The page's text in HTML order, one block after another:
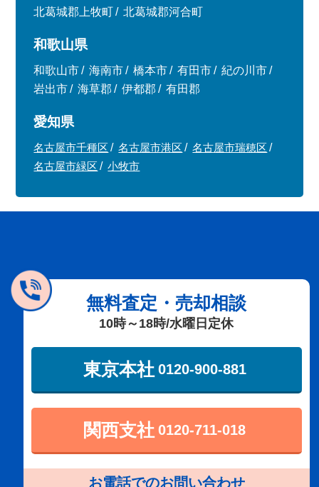
北葛城郡上牧町
北葛城郡河合町
和歌山県
和歌山市 海南市 橋本市 有田市
紀の川市
岩出市
海草郡 伊都郡 有田郡
愛知県
名古屋市千種区 名古屋市港区
名古屋市瑞穂区
名古屋市緑区
小牧市
無料査定・売却相談
10時～18時/水曜日定休
東京本社 0120-900-881
関西支社 0120-711-018
お電話でのお問い合わせ